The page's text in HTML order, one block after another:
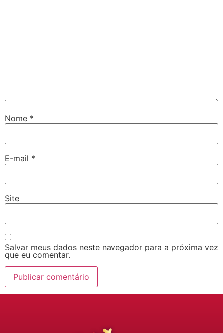
Nome *
E-mail *
Site
Salvar meus dados neste navegador para a próxima vez
que eu comentar.